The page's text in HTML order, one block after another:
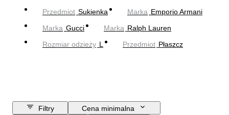
Przedmiot Sukienka Marka Emporio Armani
Marka Gucci Marka Ralph Lauren
Rozmiar odzieży L Przedmiot Płaszcz
Filtry
Cena minimalna